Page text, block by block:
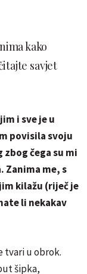
kako
savjet
i sve je u
povisila svoju
zbog čega su mi
me, s
kilažu (riječ je
li nekakav
tvari u obrok.
šipka,